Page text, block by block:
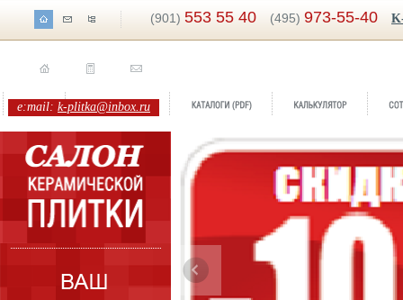
(901) 553 55 40 (495) 973-55-40
e:mail: k-plitka@inbox.ru